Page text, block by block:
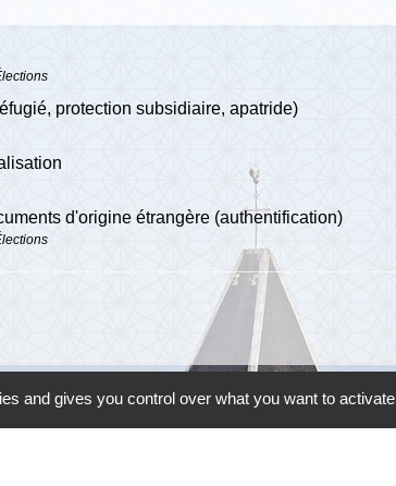
protection subsidiaire, apatride)
d'origine étrangère (authentification)
and gives you control over what you want to activate